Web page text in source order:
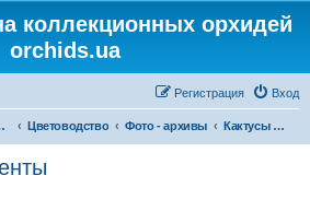
коллекционных орхидей
orchids.ua
Вход
Регистрация
Цветоводство Фото - архивы Кактусы и суккуленты